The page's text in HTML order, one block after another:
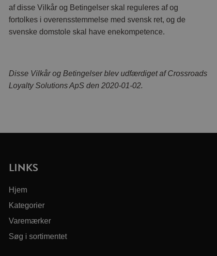
af disse Vilkår og Betingelser skal reguleres af og
fortolkes i overensstemmelse med svensk ret, og de
svenske domstole skal have enekompetence.
Disse Vilkår og Betingelser blev udfærdiget af Crossroads
Loyalty Solutions ApS den 2020-01-02.
LINKS
Hjem
Kategorier
Varemærker
Søg i sortimentet